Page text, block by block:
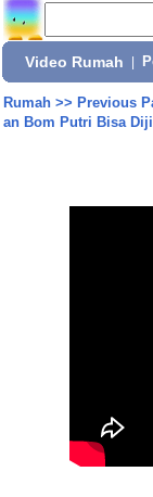
Video Rumah
Rumah>> Previous
an Bom Putri Bisa